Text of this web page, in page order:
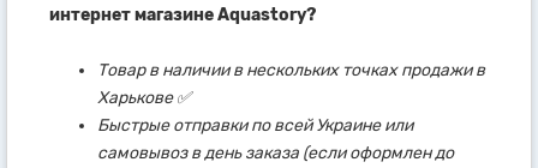
интернет магазине Aquastory?
Товар в наличии в нескольких точках продажи в
Харькове ✅
Быстрые отправки по всей Украине или
самовывоз в день заказа (если оформлен до